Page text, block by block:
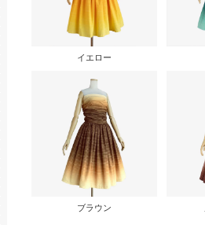
イエロー
ブラウン